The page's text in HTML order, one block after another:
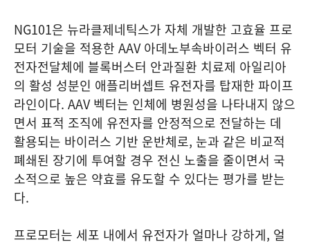
NG101은 뉴라클제네틱스가 자체 개발한 고효율 프로
모터 기술을 적용한 AAV 아데노부속바이러스 벡터 유
전자전달체에 블록버스터 안과질환 치료제 아일리아
의 활성 성분인 애플리버셉트 유전자를 탑재한 파이프
라인이다. AAV 벡터는 인체에 병원성을 나타내지 않으
면서 표적 조직에 유전자를 안정적으로 전달하는 데
활용되는 바이러스 기반 운반체로, 눈과 같은 비교적
폐쇄된 장기에 투여할 경우 전신 노출을 줄이면서 국
소적으로 높은 약효를 유도할 수 있다는 평가를 받는
다.
프로모터는 세포 내에서 유전자가 얼마나 강하게, 얼